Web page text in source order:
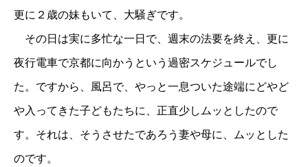
更に２歳の妹もいて、大騒ぎです。
その日は実に多忙な一日で、週末の法要を終え、更に
夜行電車で京都に向かうという過密スケジュールでし
た。ですから、風呂で、やっと一息ついた途端にどやど
や入ってきた子どもたちに、正直少しムッとしたので
す。それは、そうさせたであろう妻や母に、ムッとした
のです。